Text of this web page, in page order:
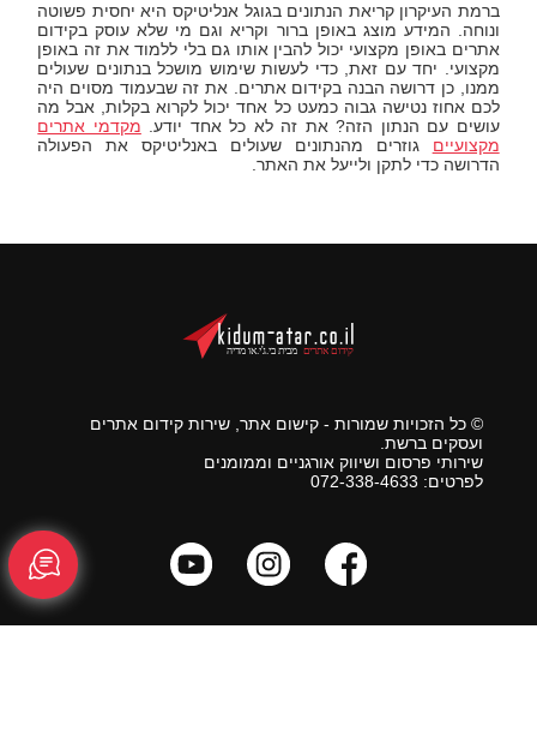
ברמת העיקרון קריאת הנתונים בגוגל אנליטיקס היא יחסית פשוטה
ונוחה. המידע מוצג באופן ברור וקריא וגם מי שלא עוסק בקידום
אתרים באופן מקצועי יכול להבין אותו גם בלי ללמוד את זה באופן
מקצועי. יחד עם זאת, כדי לעשות שימוש מושכל בנתונים שעולים
ממנו, כן דרושה הבנה בקידום אתרים. את זה שבעמוד מסוים היה
לכם אחוז נטישה גבוה כמעט כל אחד יכול לקרוא בקלות, אבל מה
עושים עם הנתון הזה? את זה לא כל אחד יודע. מקדמי אתרים
מקצועיים גוזרים מהנתונים שעולים באנליטיקס את הפעולה
הדרושה כדי לתקן ולייעל את האתר.
© כל הזכויות שמורות - קישום אתר, שירות קידום אתרים
ועסקים ברשת.
שירותי פרסום ושיווק אורגניים וממומנים
לפרטים: 072-338-4633